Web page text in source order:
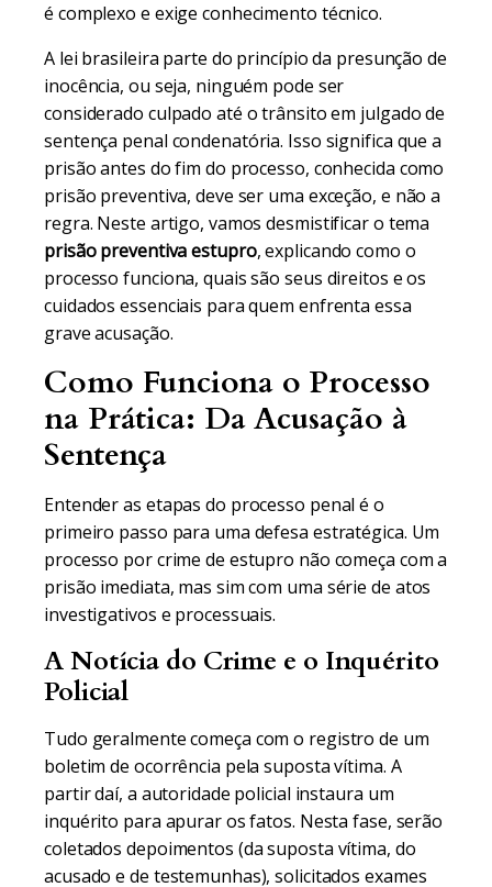
é complexo e exige conhecimento técnico.
A lei brasileira parte do princípio da presunção de
inocência, ou seja, ninguém pode ser
considerado culpado até o trânsito em julgado de
sentença penal condenatória. Isso significa que a
prisão antes do fim do processo, conhecida como
prisão preventiva, deve ser uma exceção, e não a
regra. Neste artigo, vamos desmistificar o tema
prisão preventiva estupro, explicando como o
processo funciona, quais são seus direitos e os
cuidados essenciais para quem enfrenta essa
grave acusação.
Como Funciona o Processo
na Prática: Da Acusação à
Sentença
Entender as etapas do processo penal é o
primeiro passo para uma defesa estratégica. Um
processo por crime de estupro não começa com a
prisão imediata, mas sim com uma série de atos
investigativos e processuais.
A Notícia do Crime e o Inquérito
Policial
Tudo geralmente começa com o registro de um
boletim de ocorrência pela suposta vítima. A
partir daí, a autoridade policial instaura um
inquérito para apurar os fatos. Nesta fase, serão
coletados depoimentos (da suposta vítima, do
acusado e de testemunhas), solicitados exames